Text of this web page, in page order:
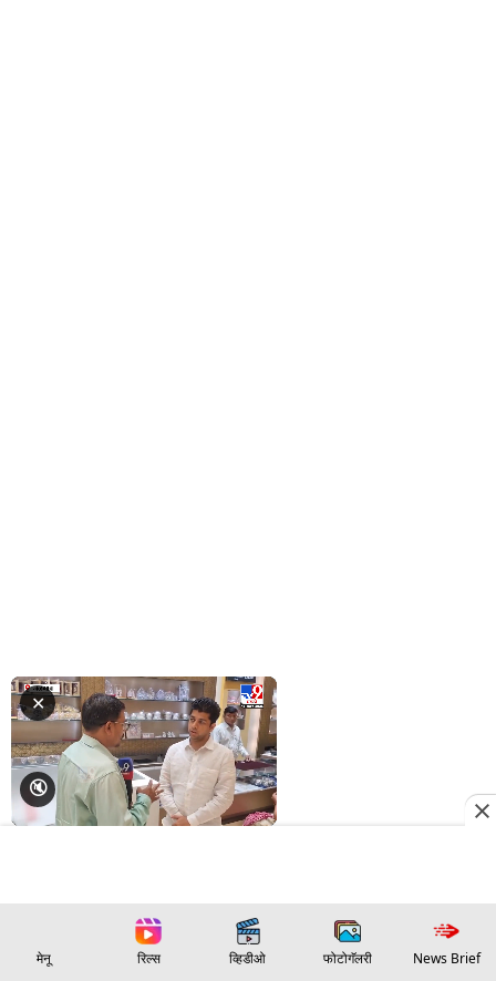
मेनू रिल्स व्हिडीओ फोटोगॅलरी News Brief